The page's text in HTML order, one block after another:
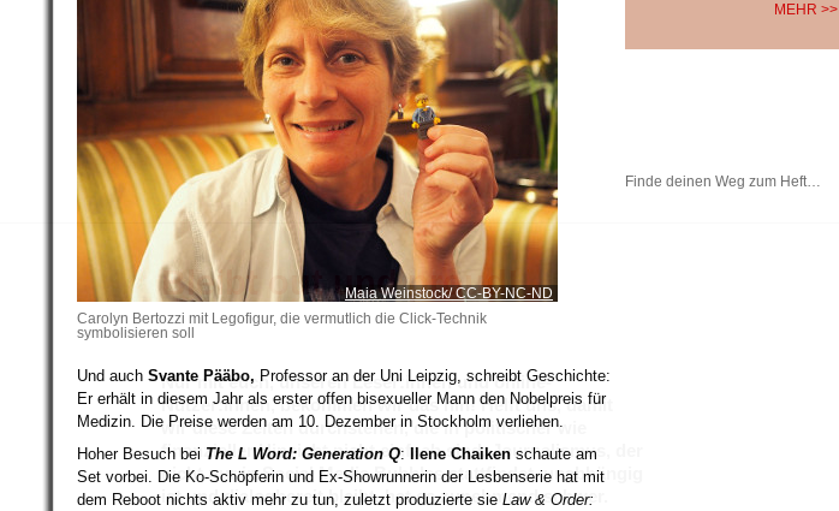
Maia Weinstock/ CC-BY-NC-ND
Carolyn Bertozzi mit Legofigur, die vermutlich die Click-Technik
symbolisieren soll
Und auch Svante Pääbo, Professor an der Uni Leipzig, schreibt Geschichte:
Er erhält in diesem Jahr als erster offen bisexueller Mann den Nobelpreis für
Medizin. Die Preise werden am 10. Dezember in Stockholm verliehen.
Hoher Besuch bei The L Word: Generation Q: Ilene Chaiken schaute am
Set vorbei. Die Ko-Schöpferin und Ex-Showrunnerin der Lesbenserie hat mit
dem Reboot nichts aktiv mehr zu tun, zuletzt produzierte sie Law & Order:
MEHR >>
Finde deinen Weg zum Heft…
Bleibt out und proud!
Nur mit euch, unseren Leser:innen und online-
Nutzer:innen, bekommen wir das hin! Helft uns, damit
wir diese Zeiten durchstehen, die in politischer wie
finanzieller Hinsicht nicht einfach sind. Journalismus, der
nicht nur in Social Media Bubbles stattfindet, unabhängig
ist und dialogbereit bleibt, hat es zunehmend schwer.